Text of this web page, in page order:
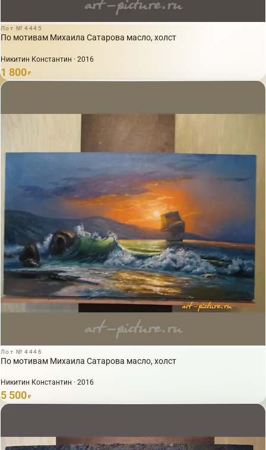
Лот № 4445
По мотивам Михаила Сатарова масло, холст
Никитин Константин · 2016
1 800 ₽
Лот № 4446
По мотивам Михаила Сатарова масло, холст
Никитин Константин · 2016
5 500 ₽